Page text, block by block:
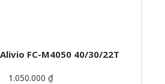
FC-M4050 40/30/22T
1.050.000 ₫